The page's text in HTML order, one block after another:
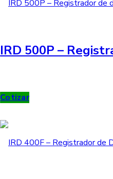
IRD 500P –
Cotizar